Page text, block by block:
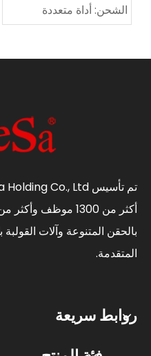
الشحن: أداة متعددة
الأغراض لري النباتات
بالحقن المتنوعة وآلات
المتقدمة.
روابط سريعة